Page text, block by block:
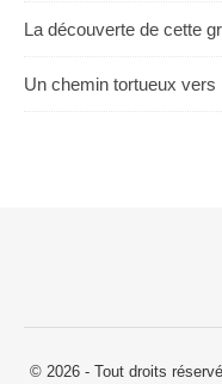
La découverte de cette
Un chemin tortueux vers
© 2026 - Tout droits